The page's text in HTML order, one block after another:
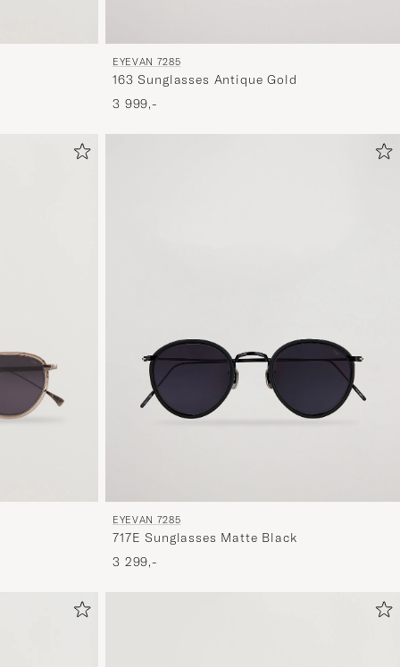
EYEVAN 7285
163 Sunglasses Antique Gold
3 999,-
EYEVAN 7285
717E Sunglasses Matte Black
3 299,-